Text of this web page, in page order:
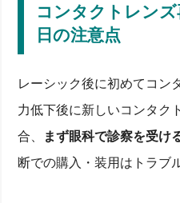
コンタクトレン
日の注意点
レーシック後に初めてコン
力低下後に新しいコンタク
合、
まず眼科で診察を受け
断での購入・装用はトラブ
レーシック費用vsコン
ュレーション
初回無料カウンセリング
日常生活と生活習慣で差
ック
生活習慣で差がつく！
デジタル作業・屋外活動
裸眼ライフを長く楽しむ